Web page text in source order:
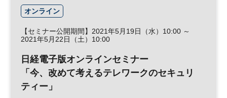
オンライン
【セミナー公開期間】2021年5月19日（水）10:00 ～
2021年5月22日（土）10:00
日経電子版オンラインセミナー
「今、改めて考えるテレワークのセキュリ
ティー」